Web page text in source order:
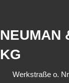
NEUMAN
KG
Werkstraße o.